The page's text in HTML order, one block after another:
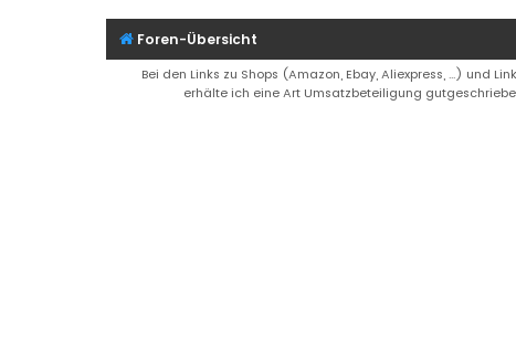
Foren-Übersicht
Bei den Links zu Shops (Amazon, Ebay, Aliexpress, ...) und
erhälte ich eine Art Umsatzbeteiligung